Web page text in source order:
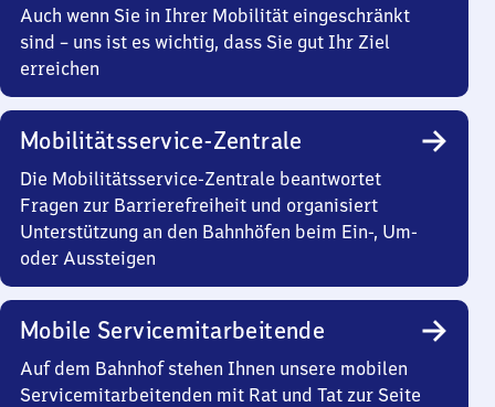
Auch wenn Sie in Ihrer Mobilität eingeschränkt
sind – uns ist es wichtig, dass Sie gut Ihr Ziel
erreichen
Mobilitätsservice-Zentrale
Die Mobilitätsservice-Zentrale beantwortet
Fragen zur Barrierefreiheit und organisiert
Unterstützung an den Bahnhöfen beim Ein-, Um-
oder Aussteigen
Mobile Servicemitarbeitende
Auf dem Bahnhof stehen Ihnen unsere mobilen
Servicemitarbeitenden mit Rat und Tat zur Seite